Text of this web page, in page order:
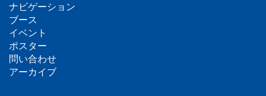
フ
ッ
タ
ナビゲーション
ブース
イベント
ポスター
問い合わせ
アーカイブ